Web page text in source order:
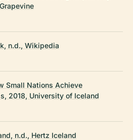
n.d., Wikipedia
Small Nations Achieve
2018, University of Iceland
n.d., Hertz Iceland